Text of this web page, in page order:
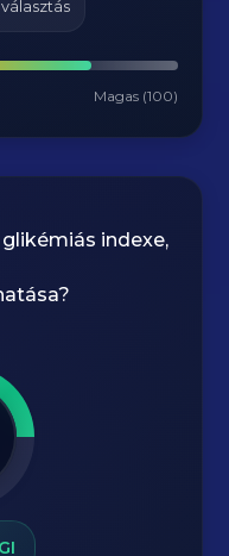
Magas (100)
glikémiás indexe,